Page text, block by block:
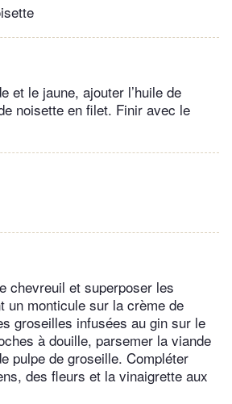
et le jaune, ajouter l’huile de
noisette en filet. Finir avec le
chevreuil et superposer les
un monticule sur la crème de
groseilles infusées au gin sur le
à douille, parsemer la viande
pulpe de groseille. Compléter
des fleurs et la vinaigrette aux